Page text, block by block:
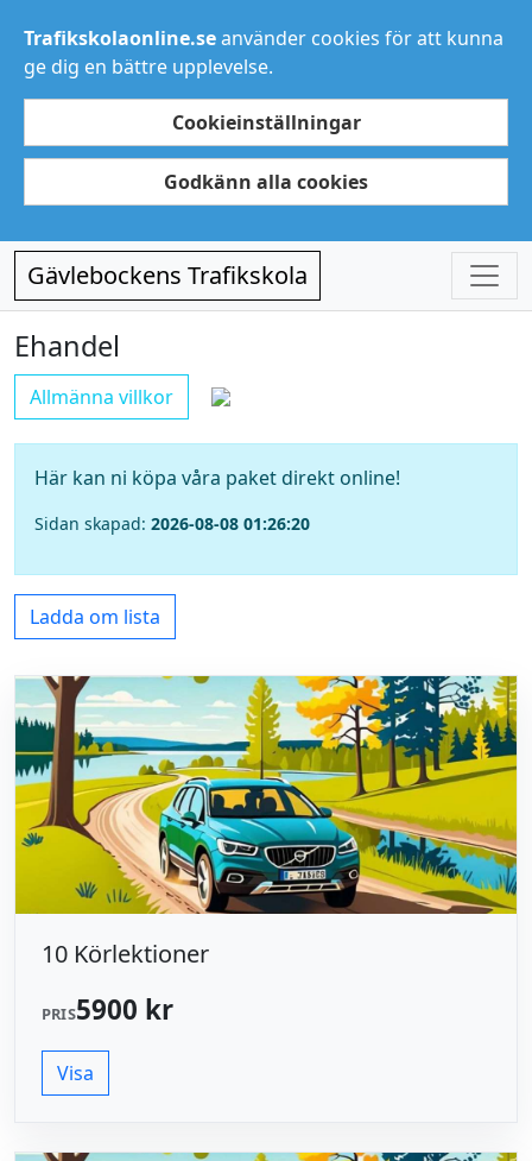
Trafikskolaonline.seanvänder cookies för att kunna
ge dig en bättre upplevelse.
Cookieinställningar
Godkänn alla cookies
Gävlebockens Trafikskola
Ehandel
Allmänna villkor
Här kan ni köpa våra paket direkt online!
Sidan skapad: 2026-08-08 01:26:20
Ladda om lista
10 Körlektioner
PRIS5900 kr
Visa